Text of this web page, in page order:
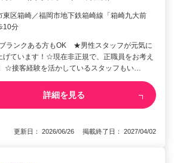
東区箱崎／福岡市地下鉄箱崎線「箱崎九大前
10分
ランクある方もOK ★男性スタッフが元気に
げています！☆現在非正規で、正職員をお考え
☆接客経験を活かしているスタッフもい…
詳細を見る
更新日： 2026/06/26 掲載終了日： 2027/04/02